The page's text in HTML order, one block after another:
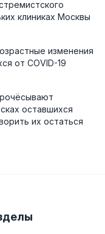
клиниках Москвы
изменения
от COVID-19
оставшихся
их остаться